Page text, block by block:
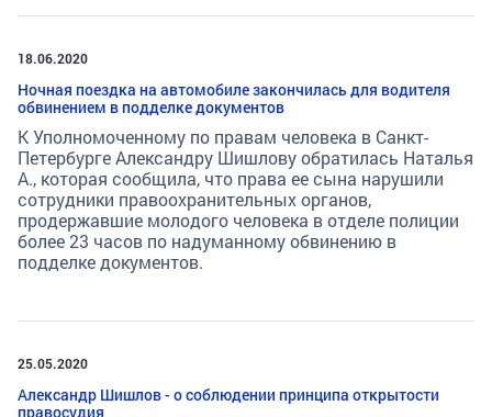
18.06.2020
Ночная поездка на автомобиле закончилась для водителя
обвинением в подделке документов
К Уполномоченному по правам человека в Санкт-
Петербурге Александру Шишлову обратилась Наталья
А., которая сообщила, что права ее сына нарушили
сотрудники правоохранительных органов,
продержавшие молодого человека в отделе полиции
более 23 часов по надуманному обвинению в
подделке документов.
25.05.2020
Александр Шишлов - о соблюдении принципа открытости
правосудия